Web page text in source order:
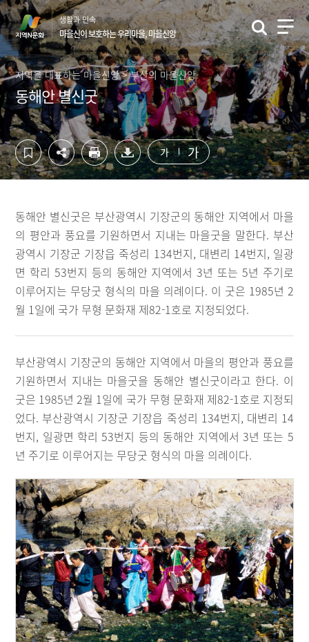
컨
텐
츠
영
역
바
로
가
기
하
단
영
역
바
로
가
기
생활과 민속
마을신이 보호하는 우리마을, 마을신앙
지역을 대표하는 마을신앙 > 부산의 마을신앙
동해안 별신굿
가 가
동해안 별신굿은 부산광역시 기장군의 동해안 지역에서 마을
의 평안과 풍요를 기원하면서 지내는 마을굿을 말한다. 부산
광역시 기장군 기장읍 죽성리 134번지, 대변리 14번지, 일광
면 학리 53번지 등의 동해안 지역에서 3년 또는 5년 주기로
이루어지는 무당굿 형식의 마을 의례이다. 이 굿은 1985년 2
월 1일에 국가 무형 문화재 제82-1호로 지정되었다.
부산광역시 기장군의 동해안 지역에서 마을의 평안과 풍요를
기원하면서 지내는 마을굿을 동해안 별신굿이라고 한다. 이
굿은 1985년 2월 1일에 국가 무형 문화재 제82-1호로 지정되
었다. 부산광역시 기장군 기장읍 죽성리 134번지, 대변리 14
번지, 일광면 학리 53번지 등의 동해안 지역에서 3년 또는 5
년 주기로 이루어지는 무당굿 형식의 마을 의례이다.